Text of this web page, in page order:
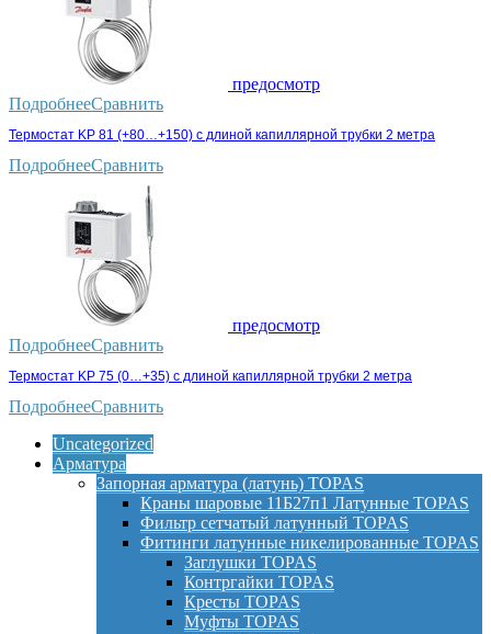
предосмотр
ПодробнееСравнить
Термостат KP 81 (+80…+150) с длиной капиллярной трубки 2 метра
ПодробнееСравнить
предосмотр
ПодробнееСравнить
Термостат KP 75 (0…+35) с длиной капиллярной трубки 2 метра
ПодробнееСравнить
Uncategorized
Арматура
Запорная арматура (латунь) TOPAS
Краны шаровые 11Б27п1 Латунные TOPAS
Фильтр сетчатый латунный TOPAS
Фитинги латунные никелированные TOPAS
Заглушки TOPAS
Контргайки TOPAS
Кресты TOPAS
Муфты TOPAS